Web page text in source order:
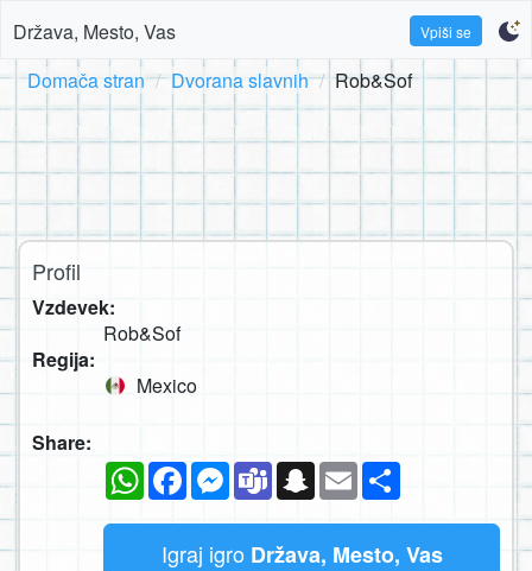
Država, Mesto, Vas Vpiši se
Domača stran Dvorana slavnih Rob&Sof
Profil
Vzdevek:
Rob&Sof
Regija:
Mexico
Share:
WhatsAppFacebookMessenger
TeamsSnapchat
Email
Igraj igro Država, Mesto, Vas